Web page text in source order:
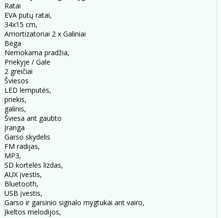
Ratai
EVA putų ratai,
34x15 cm,
Amortizatoriai 2 x Galiniai
Bėga
Nemokama pradžia,
Priekyje / Gale
2 greičiai
Šviesos
LED lemputės,
priekis,
galinis,
Šviesa ant gaubto
Įranga
Garso skydelis
FM radijas,
MP3,
SD kortelės lizdas,
AUX įvestis,
Bluetooth,
USB įvestis,
Garso ir garsinio signalo mygtukai ant vairo,
Įkeltos melodijos,